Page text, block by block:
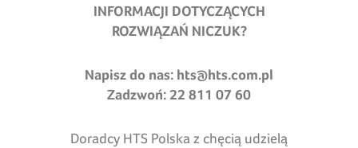
INFORMACJI DOTYCZĄCYCH
ROZWIĄZAŃ NICZUK?
Napisz do nas: hts@hts.com.pl
Zadzwoń: 22 811 07 60
Doradcy HTS Polska z chęcią udzielą